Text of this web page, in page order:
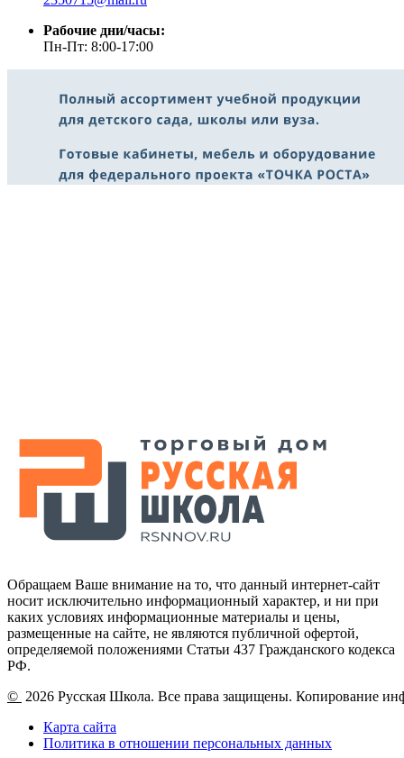
Рабочие дни/часы:
Пн-Пт: 8:00-17:00
Обращаем Ваше внимание на то, что данный интернет-сайт
носит исключительно информационный характер, и ни при
каких условиях информационные материалы и цены,
размещенные на сайте, не являются публичной офертой,
определяемой положениями Статьи 437 Гражданского кодекса
РФ.
© 2026 Русская Школа. Все права защищены. Копирование
Карта сайта
Политика в отношении персональных данных